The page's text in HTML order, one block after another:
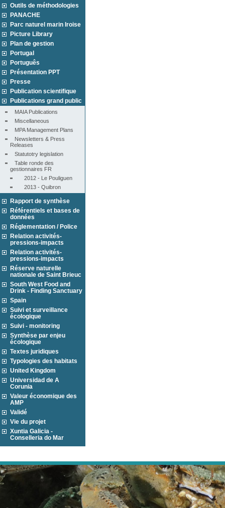
Outils de méthodologies
PANACHE
Parc naturel marin Iroise
Picture Library
Plan de gestion
Portugal
Português
Présentation PPT
Presse
Publication scientifique
Publications grand public
MAIA Publications
Miscellaneous
MPA Management Plans
Newsletters & Press
Releases
Statutotry legislation
Table ronde des
gestionnaires FR
2012 - Le Pouliguen
2013 - Quibron
Rapport de synthèse
Référentiels et bases de
données
Réglementation / Police
Relation activités-
pressions-impacts
Relation activités-
pressions-impacts
Réserve naturelle
nationale de Saint Brieuc
South West Food and
Drink - Finding Sanctuary
Spain
Suivi et surveillance
écologique
Suivi - monitoring
Synthèse par enjeu
écologique
Textes juridiques
Typologies des habitats
United Kingdom
Universidad de A
Corunia
Valeur économique des
AMP
Validé
Vie du projet
Xuntia Galicia -
Conselleria do Mar